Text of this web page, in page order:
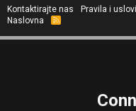
Kontaktirajte nas
Pravila i
Naslovna
R
S